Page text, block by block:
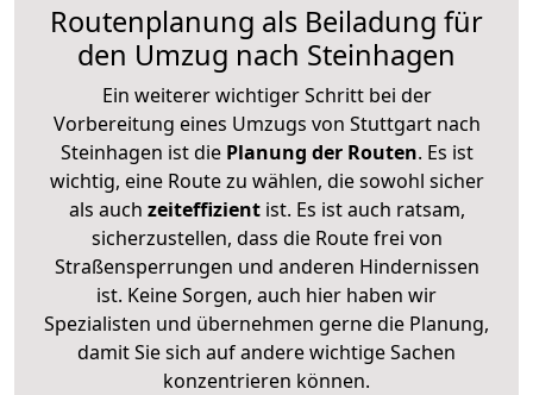
Routenplanung als Beiladung für
den Umzug nach Steinhagen
Ein weiterer wichtiger Schritt bei der
Vorbereitung eines Umzugs von Stuttgart nach
Steinhagen ist diePlanung der Routen. Es ist
wichtig, eine Route zu wählen, die sowohl sicher
als auch zeiteffizientist. Es ist auch ratsam,
sicherzustellen, dass die Route frei von
Straßensperrungen und anderen Hindernissen
ist. Keine Sorgen, auch hier haben wir
Spezialisten und übernehmen gerne die Planung,
damit Sie sich auf andere wichtige Sachen
konzentrieren können.